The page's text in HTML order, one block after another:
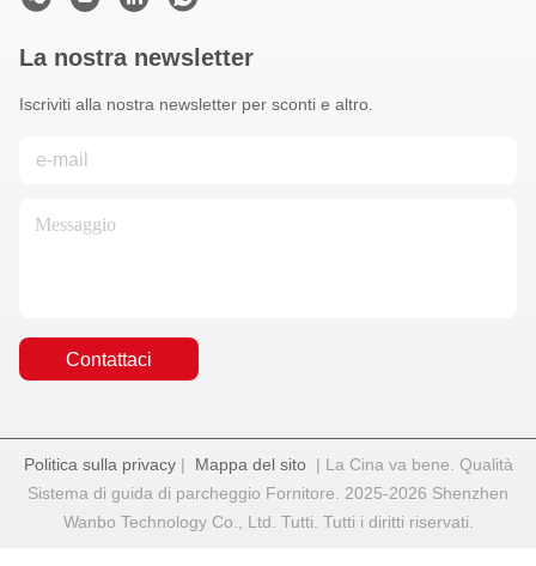
La nostra newsletter
Iscriviti alla nostra newsletter per sconti e altro.
Contattaci
Politica sulla privacy| Mappa del sito| La Cina va bene. Qualità
Sistema di guida di parcheggio Fornitore. 2025-2026 Shenzhen
Wanbo Technology Co., Ltd. Tutti. Tutti i diritti riservati.